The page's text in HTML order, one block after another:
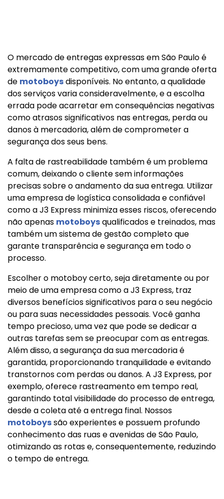
O mercado de entregas expressas em São Paulo é
extremamente competitivo, com uma grande oferta
de motoboysdisponíveis. No entanto, a qualidade
dos serviços varia consideravelmente, e a escolha
errada pode acarretar em consequências negativas
como atrasos significativos nas entregas, perda ou
danos à mercadoria, além de comprometer a
segurança dos seus bens.
A falta de rastreabilidade também é um problema
comum, deixando o cliente sem informações
precisas sobre o andamento da sua entrega. Utilizar
uma empresa de logística consolidada e confiável
como a J3 Express minimiza esses riscos, oferecendo
não apenas motoboysqualificados e treinados, mas
também um sistema de gestão completo que
garante transparência e segurança em todo o
processo.
Escolher o motoboy certo, seja diretamente ou por
meio de uma empresa como a J3 Express, traz
diversos benefícios significativos para o seu negócio
ou para suas necessidades pessoais. Você ganha
tempo precioso, uma vez que pode se dedicar a
outras tarefas sem se preocupar com as entregas.
Além disso, a segurança da sua mercadoria é
garantida, proporcionando tranquilidade e evitando
transtornos com perdas ou danos. A J3 Express, por
exemplo, oferece rastreamento em tempo real,
garantindo total visibilidade do processo de entrega,
desde a coleta até a entrega final. Nossos
motoboyssão experientes e possuem profundo
conhecimento das ruas e avenidas de São Paulo,
otimizando as rotas e, consequentemente, reduzindo
o tempo de entrega.